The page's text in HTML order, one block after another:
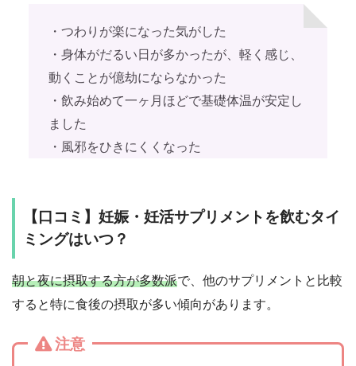
・つわりが楽になった気がした
・身体がだるい日が多かったが、軽く感じ、
動くことが億劫にならなかった
・飲み始めて一ヶ月ほどで基礎体温が安定し
ました
・風邪をひきにくくなった
【口コミ】妊娠・妊活サプリメントを飲むタイ
ミングはいつ？
朝と夜に摂取する方が多数派で、他のサプリメントと比較
すると特に食後の摂取が多い傾向があります。
注意